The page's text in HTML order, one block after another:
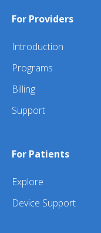
For Providers
Introduction
Programs
Billing
Support
For Patients
Explore
Device Support